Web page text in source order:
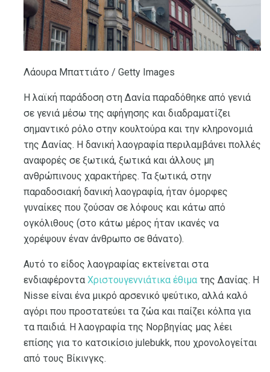
Λάουρα Μπαττιάτο / Getty Images
Η λαϊκή παράδοση στη Δανία παραδόθηκε από γενιά
σε γενιά μέσω της αφήγησης και διαδραματίζει
σημαντικό ρόλο στην κουλτούρα και την κληρονομιά
της Δανίας. Η δανική λαογραφία περιλαμβάνει πολλές
αναφορές σε ξωτικά, ξωτικά και άλλους μη
ανθρώπινους χαρακτήρες. Τα ξωτικά, στην
παραδοσιακή δανική λαογραφία, ήταν όμορφες
γυναίκες που ζούσαν σε λόφους και κάτω από
ογκόλιθους (στο κάτω μέρος ήταν ικανές να
χορέψουν έναν άνθρωπο σε θάνατο).
Αυτό το είδος λαογραφίας εκτείνεται στα
ενδιαφέροντα Χριστουγεννιάτικα έθιμα της Δανίας. Η
Nisse είναι ένα μικρό αρσενικό ψεύτικο, αλλά καλό
αγόρι που προστατεύει τα ζώα και παίζει κόλπα για
τα παιδιά. Η λαογραφία της Νορβηγίας μας λέει
επίσης για το κατσικίσιο julebukk, που χρονολογείται
από τους Βίκινγκς.